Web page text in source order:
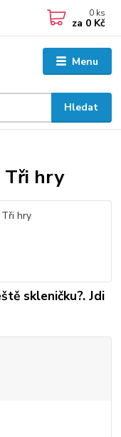
Menu
Hledat
0 ks
za 0 Kč
Tři hry
skleničku?. Jdi